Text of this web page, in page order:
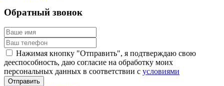
Обратный звонок
Нажимая кнопку "Отправить", я подтверждаю свою
дееспособность, даю согласие на обработку моих
персональных данных в соответствии с условиями